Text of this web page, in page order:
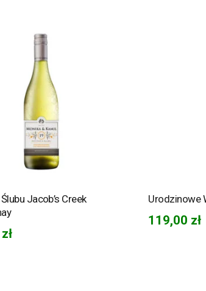
Jacob’s Creek
zł
Urodzinowe
119,00 zł